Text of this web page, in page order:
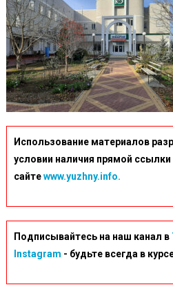
Использование материалов
условии наличия прямой
сайтеwww.yuzhny.info.
Подписывайтесь на наш канал в
Instagram - будьте всегда в